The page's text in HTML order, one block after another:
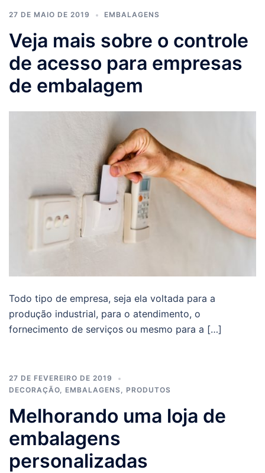
27 DE MAIO DE 2019 EMBALAGENS
Veja mais sobre o controle
de acesso para empresas
de embalagem
Todo tipo de empresa, seja ela voltada para a
produção industrial, para o atendimento, o
fornecimento de serviços ou mesmo para a […]
27 DE FEVEREIRO DE 2019
DECORAÇÃO
EMBALAGENS PRODUTOS
Melhorando uma loja de
embalagens
personalizadas